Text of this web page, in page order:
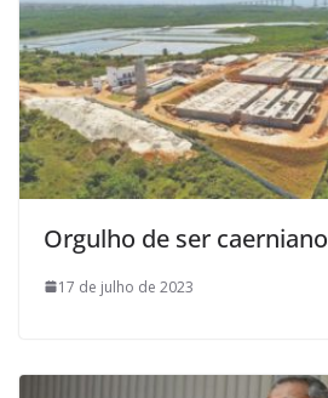
Orgulho de ser caerniano
17 de julho de 2023